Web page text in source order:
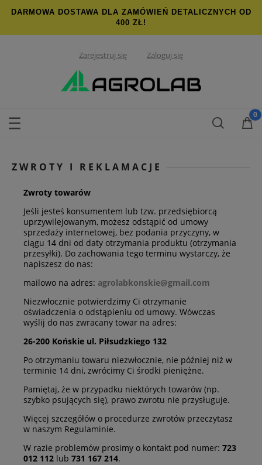
DARMOWA DOSTAWA DLA ZAMÓWIEŃ DETALICZNYCH OD
400 ZŁ!
Zarejestruj się Zaloguj się
ZWROTY I REKLAMACJE
Zwroty towarów
Jeśli jesteś konsumentem lub tzw. przedsiębiorcą
uprzywilejowanym, możesz odstąpić od umowy
sprzedaży internetowej, bez podania przyczyny, w
ciągu 14 dni od daty otrzymania produktu (otrzymania
przesyłki). Do zachowania tego terminu wystarczy, że
napiszesz do nas:
mailowo na adres: agrolabkonskie@gmail.com
Niezwłocznie potwierdzimy Ci otrzymanie
oświadczenia o odstąpieniu od umowy. Wówczas
wyślij do nas zwracany towar na adres:
26-200 Końskie ul. Piłsudzkiego 132
Po otrzymaniu towaru niezwłocznie, nie później niż w
terminie 14 dni, zwrócimy Ci środki pieniężne.
Pamiętaj, że w przypadku niektórych towarów (np.
szybko psujących się), prawo zwrotu nie przysługuje.
Więcej szczegółów o procedurze zwrotów przeczytasz
w naszym Regulaminie.
W razie problemów prosimy o kontakt pod numer: 723
012 112 lub 731 167 214.